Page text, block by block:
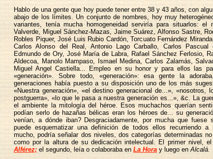
Hablo de una gente que hoy puede tener entre 38 y 43 años, con
abajo de los límites. Un conjunto de nombres, hoy muy
variantes, tenía mucha homogeneidad serviría para situarlos: el
Valverde, Miguel Sánchez-Mazas, Jaime Suárez, Alfonso Sastre,
Robles Piquer, José Luis Rubio Cardón, Torcuato Fernández
Carlos Alonso del Real, Antonio Lago Carballo, Carlos
Edmundo de Ory, José María de Labra, Rafael Sánchez Ferlosio,
Aldecoa, Manolo Mampaso, Ismael Medina, Carlos Zalamás,
Miguel Angel Castiella... Empleo en su honor y para ellos las
«generación». Sobre todo, «generación»: esa gente la
generaciones había puesto a su disposición uno de los más
«Nuestra generación», «el destino generacional de...», «nosotros,
postguerra», «lo que le pasa a nuestra generación es...», &c. La
el ambiente la mitología del héroe. Esos muchachos querían
podían serlo de hazañas bélicas eran los héroes de... su
venían, a dónde iban? Desgraciadamente, por mucha que fuese
puede esquematizar una definición de todos ellos recurriendo a
mucho, podría señalar dos niveles, dos categorías determinadas
como por la altura de su dedicación intelectual. El primer nivel,
Alférez; el segundo, leía o colaboraba en La Hora y luego enAlcalá.